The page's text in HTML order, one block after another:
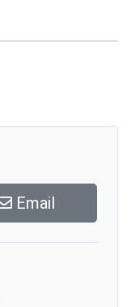
Email